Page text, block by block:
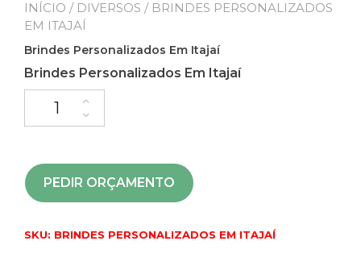
INÍCIO / DIVERSOS / BRINDES PERSONALIZADOS
EM ITAJAÍ
Brindes Personalizados Em Itajaí
Brindes Personalizados Em Itajaí
PEDIR ORÇAMENTO
SKU: BRINDES PERSONALIZADOS EM ITAJAÍ